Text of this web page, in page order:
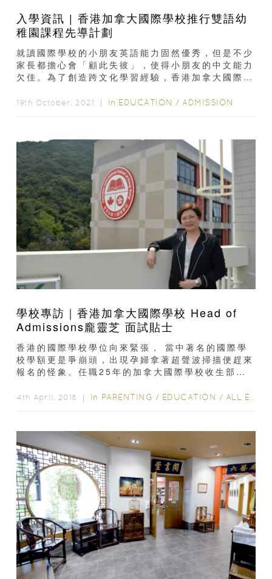
入學資訊 | 香港加拿大國際學校推行雙語幼
稚園課程先導計劃
就讀國際學校的小朋友英語能力固然優秀，但是不少
家長都擔心會「顧此失彼」，使得小朋友的中文能力
欠佳。為了創造跨文化學習經驗，香港加拿大國際學
19th October, 2021 ｜ In EDUCATION / ADMISSION
學校專訪｜香港加拿大國際學校 Head of
Admissions龐靈芝 面試貼士
香港的國際學校學位向來緊張， 當中著名的國際學
校學額更是爭崩頭，出現孕婦拿著超聲波掃描便趕來
報名的怪象。任職25年的加拿大國際學校收生部主
畫...
4th April, 2018 ｜ In PARENTING / EDUCATION / ALL EDUCATION